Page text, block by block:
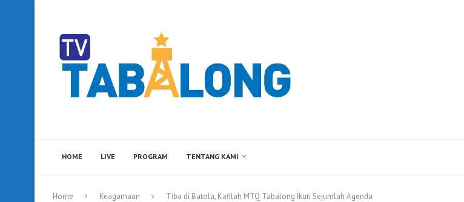
HOME LIVE PROGRAM TENTANG KAMI
Home Keagamaan Tiba di Batola, Kafilah MTQ Tabalong Ikuti Sejumlah Agenda